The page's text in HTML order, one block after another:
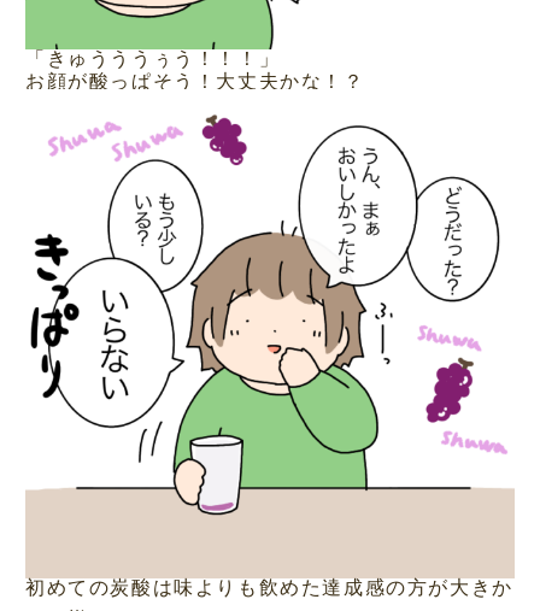
「きゅうううぅう！！！」
お顔が酸っぱそう！大丈夫かな！？
初めての炭酸は味よりも飲めた達成感の方が大きか